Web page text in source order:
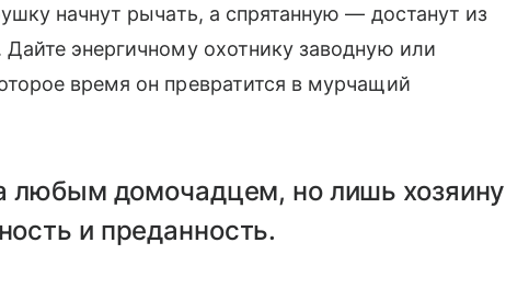
начнут рычать, а спрятанную — достанут из
энергичному охотнику заводную или
время он превратится в мурчащий
любым домочадцем, но лишь хозяину
и преданность.